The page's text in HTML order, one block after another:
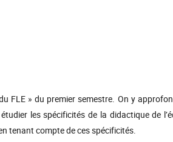
FLE » du premier semestre. On y
les spécificités de la didactique de
tenant compte de ces spécificités.